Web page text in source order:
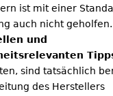
ist mit einer
auch nicht
und
sind tatsächlich
des Herstellers